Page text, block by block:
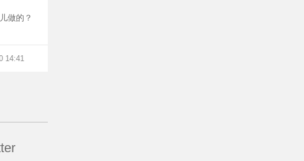
做的？
14:41